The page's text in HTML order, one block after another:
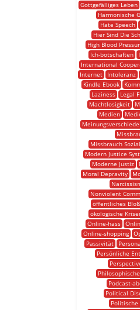
Gottgefälliges Leben
Harmonische
Hate Speech
Hier Sind Die
High Blood
Ich-botschaften
International
Internet
Intoleranz
Kindle Ebook
Laziness
Legal
Machtlosigkeit
Medien
Missbrauch
Modern Justice
Moderne Justiz
Moral Depravity
Nonviolent
öffentliches
ökologische
Online-hass
Online-shopping
Passivität
Persönliche
Podcast-
Political